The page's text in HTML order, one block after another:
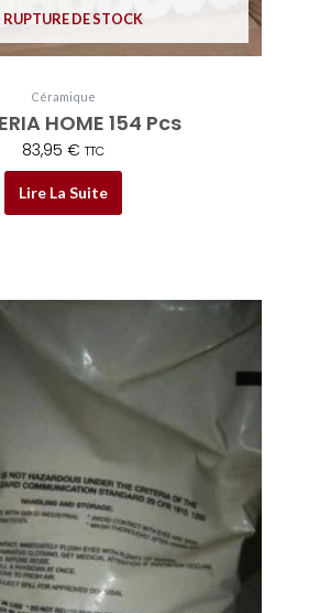
RUPTURE DE STOCK
Céramique
HOME 154 Pcs
83,95 € TTC
Lire La Suite